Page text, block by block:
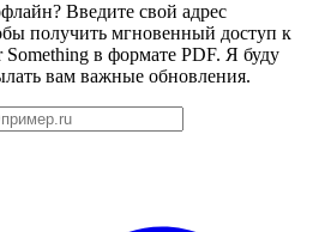
Введите свой адрес
получить мгновенный доступ к
в формате PDF. Я буду
вам важные обновления.